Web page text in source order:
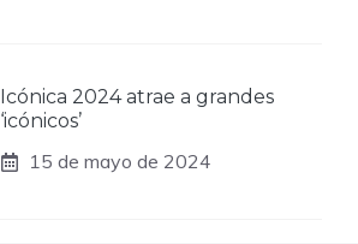
Icónica 2024 atrae a grandes
‘icónicos’
15 de mayo de 2024